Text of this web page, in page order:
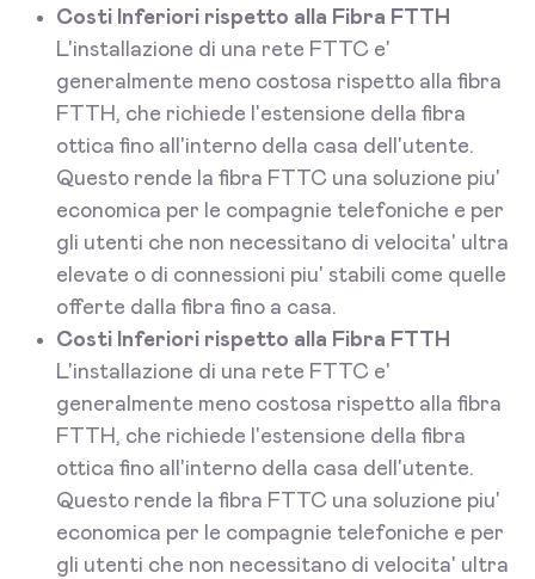
Costi Inferiori rispetto alla Fibra FTTH
L'installazione di una rete FTTC e'
generalmente meno costosa rispetto alla fibra
FTTH, che richiede l'estensione della fibra
ottica fino all'interno della casa dell'utente.
Questo rende la fibra FTTC una soluzione piu'
economica per le compagnie telefoniche e per
gli utenti che non necessitano di velocita' ultra
elevate o di connessioni piu' stabili come quelle
offerte dalla fibra fino a casa.
Costi Inferiori rispetto alla Fibra FTTH
L'installazione di una rete FTTC e'
generalmente meno costosa rispetto alla fibra
FTTH, che richiede l'estensione della fibra
ottica fino all'interno della casa dell'utente.
Questo rende la fibra FTTC una soluzione piu'
economica per le compagnie telefoniche e per
gli utenti che non necessitano di velocita' ultra